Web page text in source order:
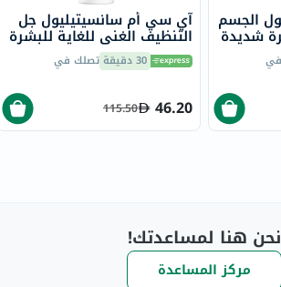
الجسم
شديدة
الجفاف ومعالج للحكة، 300
آي سي أم سانسيتيليول جل
التنظيف الغني للغاية للبشرة
الجافة 200 مل30 دقيقة تصلك في
46.20
115.50
نحن هنا لمساعدتك!
مركز المساعدة